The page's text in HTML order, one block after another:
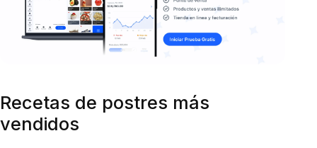
Recetas de postres más
vendidos